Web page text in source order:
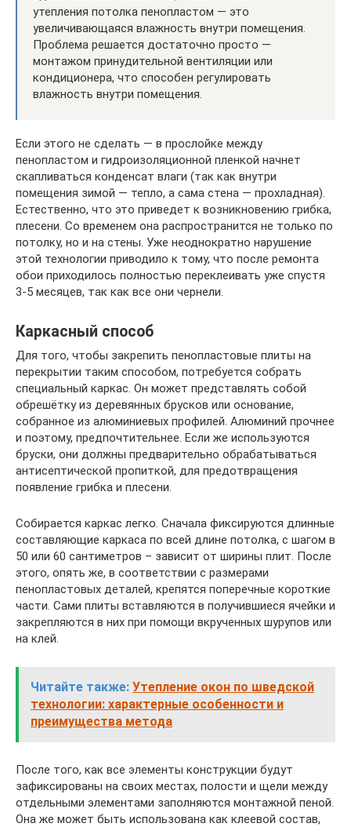
утепления потолка пенопластом — это
увеличивающаяся влажность внутри помещения.
Проблема решается достаточно просто —
монтажом принудительной вентиляции или
кондиционера, что способен регулировать
влажность внутри помещения.
Если этого не сделать — в прослойке между
пенопластом и гидроизоляционной пленкой начнет
скапливаться конденсат влаги (так как внутри
помещения зимой — тепло, а сама стена — прохладная).
Естественно, что это приведет к возникновению грибка,
плесени. Со временем она распространится не только по
потолку, но и на стены. Уже неоднократно нарушение
этой технологии приводило к тому, что после ремонта
обои приходилось полностью переклеивать уже спустя
3-5 месяцев, так как все они чернели.
Каркасный способ
Для того, чтобы закрепить пенопластовые плиты на
перекрытии таким способом, потребуется собрать
специальный каркас. Он может представлять собой
обрешётку из деревянных брусков или основание,
собранное из алюминиевых профилей. Алюминий прочнее
и поэтому, предпочтительнее. Если же используются
бруски, они должны предварительно обрабатываться
антисептической пропиткой, для предотвращения
появление грибка и плесени.
Собирается каркас легко. Сначала фиксируются длинные
составляющие каркаса по всей длине потолка, с шагом в
50 или 60 сантиметров – зависит от ширины плит. После
этого, опять же, в соответствии с размерами
пенопластовых деталей, крепятся поперечные короткие
части. Сами плиты вставляются в получившиеся ячейки и
закрепляются в них при помощи вкрученных шурупов или
на клей.
Читайте также: Утепление окон по шведской
технологии: характерные особенности и
преимущества метода
После того, как все элементы конструкции будут
зафиксированы на своих местах, полости и щели между
отдельными элементами заполняются монтажной пеной.
Она же может быть использована как клеевой состав,